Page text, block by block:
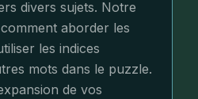
divers sujets. Notre
aborder les
les indices
mots dans le puzzle.
de vos